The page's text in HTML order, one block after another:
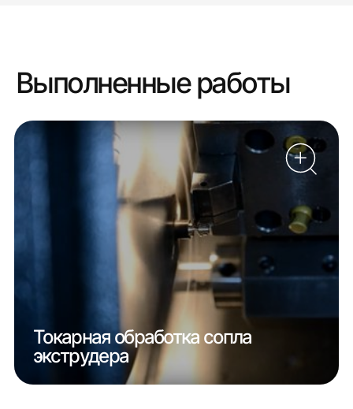
Выполненные работы
Токарная обработка сопла
экструдера